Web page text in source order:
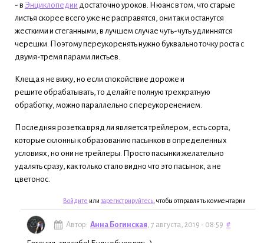
- в Энциклопедии достаточно уроков. Нюанс в том, что старые
листья скорее всего уже не расправятся, они так и останутся
жесткими и стеганными, в лучшем случае чуть-чуть удлиннятся
черешки. Поэтому переукоренять нужно буквально точку роста с
двумя-тремя парами листьев.
Клеща я не вижу, но если спокойствие дороже и
решите обрабатывать, то делайте полную трехкратную
обработку, можно параллельно с переукоренением.
Последняя розетка вряд ли является трейлером, есть сорта,
которые склонны к образованию пасынков в определенных
условиях, но они не трейлеры. Просто пасынки желательно
удалять сразу, как только стало видно что это пасынок, а не
цветонос.
Войдите или зарегистрируйтесь , чтобы отправлять комментарии
Автор: Анна Богинская, 7 августа, 2019 - 08:59 #